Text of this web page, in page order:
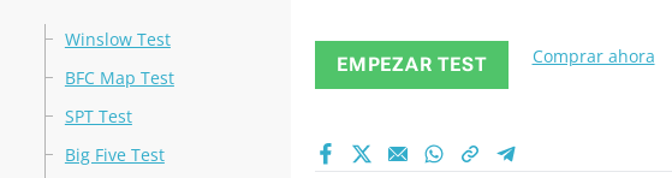
Winslow Test
BFC Map Test
SPT Test
Big Five Test
EMPEZAR TEST Comprar ahora